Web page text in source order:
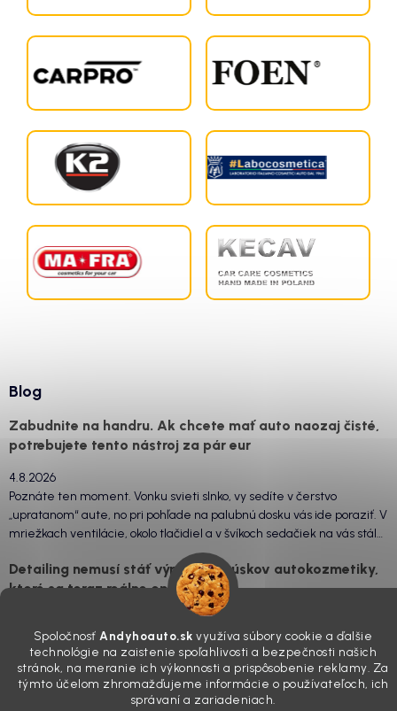
Spoločnosť Andyhoauto.sk využíva súbory cookie a ďalšie
technológie na zaistenie spoľahlivosti a bezpečnosti našich
stránok, na meranie ich výkonnosti a prispôsobenie reklamy. Za
týmto účelom zhromažďujeme informácie o používateľoch, ich
správaní a zariadeniach.
Blog
Zabudnite na handru. Ak chcete mať auto naozaj čisté,
potrebujete tento nástroj za pár eur
4.8.2026
Poznáte ten moment. Vonku svieti slnko, vy sedíte v čerstvo
„upratanom“ aute, no pri pohľade na palubnú dosku vás ide poraziť. V
mriežkach ventilácie, okolo tlačidiel a v švíkoch sedačiek na vás stále
drzo pozerá prach. Handra ani vysávač tam jednodu...
Detailing nemusí stáť výplatu: 5 kúskov autokozmetiky,
ktoré sa teraz reálne oplatia
Sobotné ráno, káva v ruke a pred vami zaprášená kapota. Pre
niekoho nuda, pre nás najlepší relax. Lenže keď si v košíku spočítate
všetky tie fľaštičky, šampóny a utierky, výsledná suma vie poriadne
pokaziť náladu. Dobrá správa je, že aj profi výbava ...